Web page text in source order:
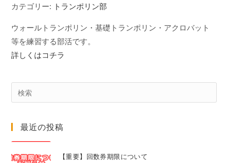
カテゴリー: トランポリン部
ウォールトランポリン・基礎トランポリン・アクロバット
等を練習する部活です。
詳しくはコチラ
最近の投稿
【重要】回数券期限について